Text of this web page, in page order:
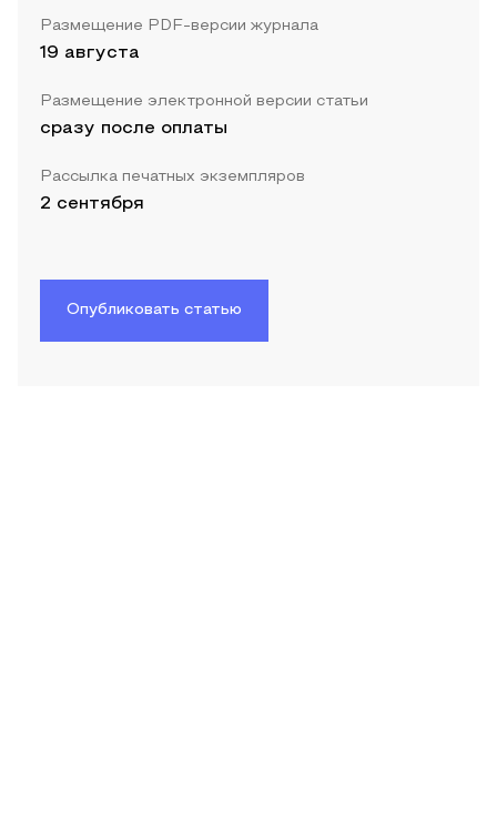
Размещение PDF-версии журнала
19 августа
Размещение электронной версии статьи
сразу после оплаты
Рассылка печатных экземпляров
2 сентября
Опубликовать статью